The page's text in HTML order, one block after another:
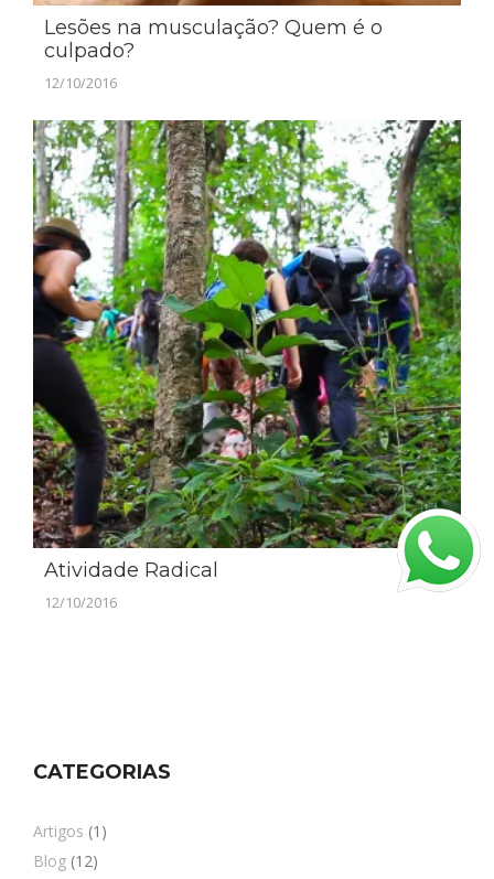
Lesões na musculação? Quem é o
culpado?
12/10/2016
Atividade Radical
12/10/2016
CATEGORIAS
Artigos (1)
Blog (12)